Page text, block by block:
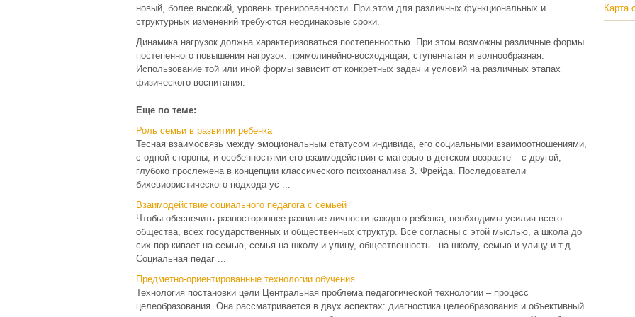
новый, более высокий, уровень тренированности. При этом для различных функциональных и
структурных изменений требуются неодинаковые сроки.
Динамика нагрузок должна характеризоваться постепенностью. При этом возможны различные формы
постепенного повышения нагрузок: прямолинейно-восходящая, ступенчатая и волнообразная.
Использование той или иной формы зависит от конкретных задач и условий на различных этапах
физического воспитания.
Еще по теме:
Роль семьи в развитии ребенка
Тесная взаимосвязь между эмоциональным статусом индивида, его социальными взаимоотношениями,
с одной стороны, и особенностями его взаимодействия с матерью в детском возрасте – с другой,
глубоко прослежена в концепции классического психоанализа З. Фрейда. Последователи
бихевиористического подхода ус ...
Взаимодействие социального педагога с семьей
Чтобы обеспечить разностороннее развитие личности каждого ребенка, необходимы усилия всего
общества, всех государственных и общественных структур. Все согласны с этой мыслью, а школа до
сих пор кивает на семью, семья на школу и улицу, общественность - на школу, семью и улицу и т.д.
Социальная педаг ...
Предметно-ориентированные технологии обучения
Технология постановки цели Центральная проблема педагогической технологии – процесс
целеобразования. Она рассматривается в двух аспектах: диагностика целеобразования и объективный
Карта